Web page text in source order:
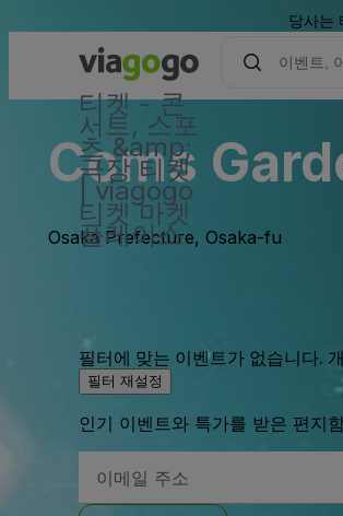
당사는
티켓 - 콘
서트, 스포
츠 &amp;
극장 티켓
| viagogo
티켓 마켓
플레이스
Coms
Osaka Prefecture, Osaka-fu
필터에 맞는 이벤트가 없습니다.
필터 재설정
인기 이벤트와 특가를 받은 편지
메